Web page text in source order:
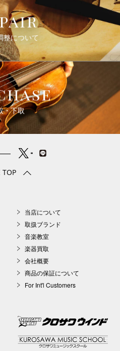
整について
・下取
TOP
当店について
取扱ブランド
音楽教室
楽器買取
会社概要
商品の保証について
For Int'l Customers